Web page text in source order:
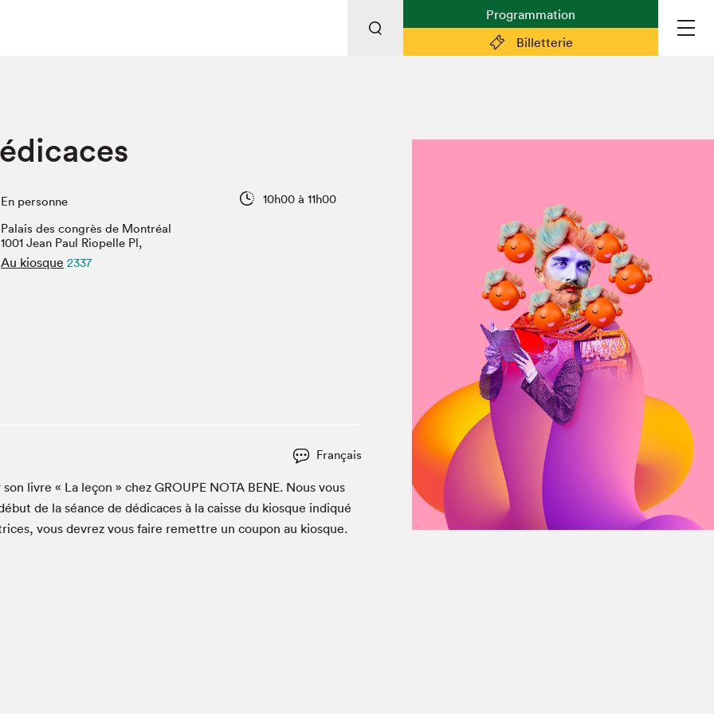
Billetterie
Programmation
Vidéos et balados
Le Salon dans ta classe
Liseur Public
Matinées scolaires Hydro-Québec
Espace exposant·e·s
Espace enseignant·e·s
Espace participant⋅e⋅s
Espace Salon dans la ville
Espace bénévoles
Devenir bénévole
À propos du Salon
Liste des exposant·e·s
Liste des auteur·rice·s
En personne
10h00 à 11h00
Palais des congrès de Montréal
1001 Jean Paul Riopelle Pl,
Au kiosque 2337
Français
livre « La leçon » chez GROUPE NOTA BENE. Nous vous
de la séance de dédi­caces à la caisse du kiosque indiqué
vous devrez vous faire remet­tre un coupon au kiosque.